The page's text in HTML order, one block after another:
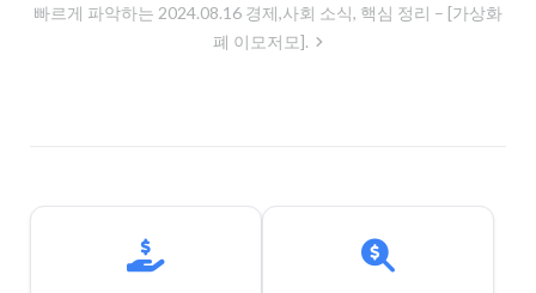
비
빠르게 파악하는 2024.08.16 경제,사회 소식, 핵심 정리 – [가상화
폐 이모저모].